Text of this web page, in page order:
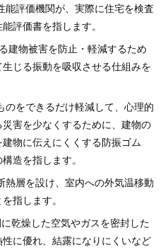
評価機関が、実際に住宅を検査
評価書を指します。
建物被害を防止・軽減するため
じる振動を吸収させる仕組みを
をできるだけ軽減して、心理的
害を少なくするために、建物の
物に伝えにくくする防振ゴム
造を指します。
層を設け、室内への外気温移動
指します。
乾燥した空気やガスを密封した
に優れ、結露になりにくいなど